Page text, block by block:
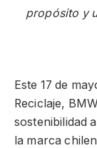
propósito y
Este 17 de
Reciclaje,
sostenibilidad
la marca